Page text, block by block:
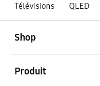
Télévisions
QLED
Shop
Produit